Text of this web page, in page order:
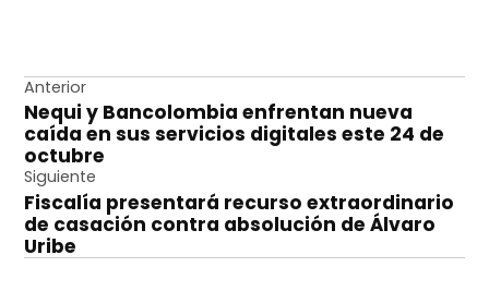
Navegación
de
entradas
Anterior
Nequi y Bancolombia enfrentan nueva
caída en sus servicios digitales este 24 de
octubre
Siguiente
Fiscalía presentará recurso extraordinario
de casación contra absolución de Álvaro
Uribe